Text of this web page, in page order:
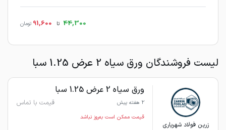
44,300 تا 91,600 تومان
لیست فروشندگان ورق سیاه 2 عرض 1.25 سبا
زرین فولاد شهریاری
ورق سیاه 2 عرض 1.25 سبا
2 هفته پیش قیمت با تماس
قیمت ممکن است به‌روز نباشد